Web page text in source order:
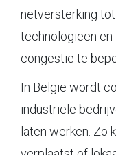
netversterking
technologieën
congestie te
In België wordt
industriële
laten werken. Zo